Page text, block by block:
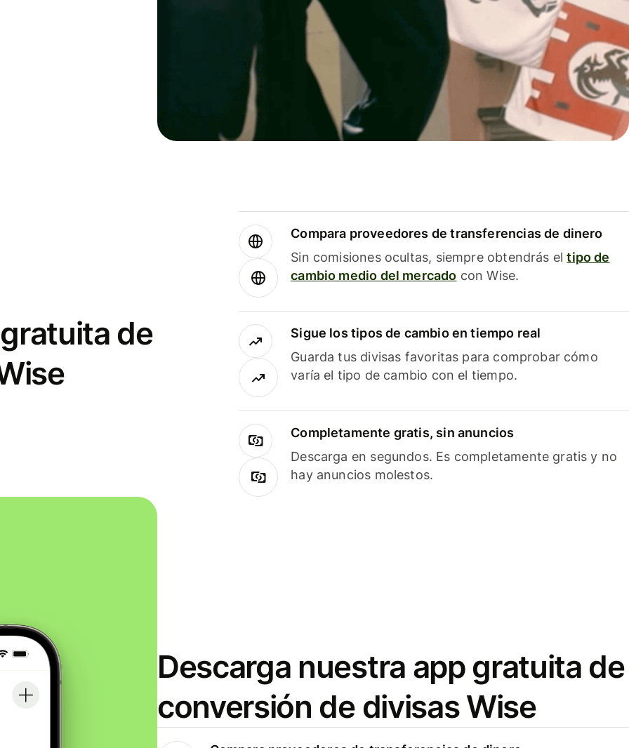
de
Compara proveedores de transferencias de dinero
Sin comisiones ocultas, siempre obtendrás eltipo de
cambio medio del mercado con Wise.
Sigue los tipos de cambio en tiempo real
Guarda tus divisas favoritas para comprobar cómo
varía el tipo de cambio con el tiempo.
Completamente gratis, sin anuncios
Descarga en segundos. Es completamente gratis y no
hay anuncios molestos.
Descarga nuestra app gratuita de
conversión de divisas Wise